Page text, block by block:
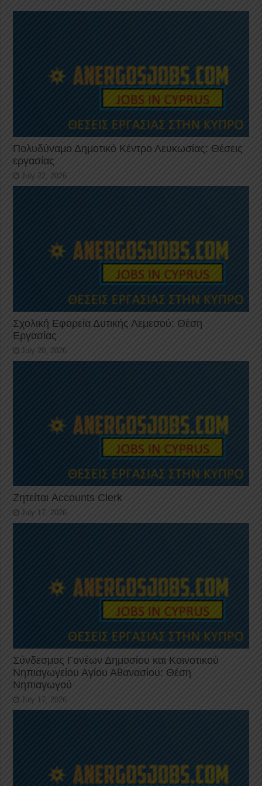
Πολυδύναμο Δημοτικό Κέντρο Λευκωσίας: Θέσεις
εργασίας
July 22, 2026
Σχολική Εφορεία Δυτικής Λεμεσού: Θέση
Εργασίας
July 20, 2026
Ζητείται Accounts Clerk
July 17, 2026
Σύνδεσμος Γονέων Δημοσίου και Κοινοτικού
Νηπιαγωγείου Αγίου Αθανασίου: Θέση
Νηπιαγωγού
July 17, 2026